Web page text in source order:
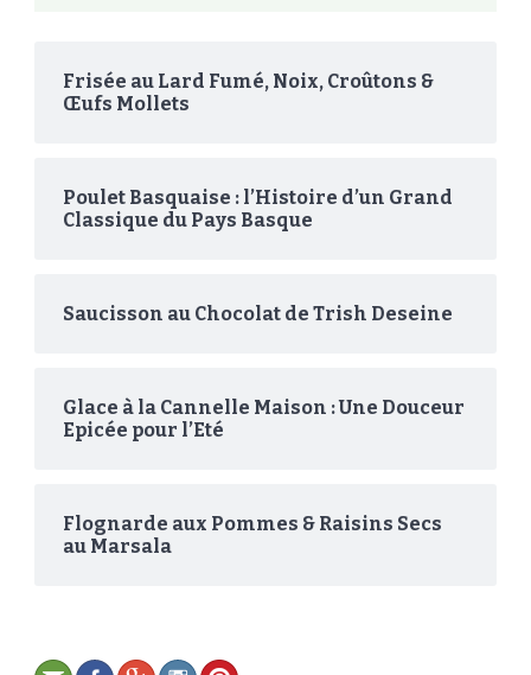
Frisée au Lard Fumé, Noix, Croûtons &
Œufs Mollets
Poulet Basquaise : l’Histoire d’un Grand
Classique du Pays Basque
Saucisson au Chocolat de Trish Deseine
Glace à la Cannelle Maison : Une Douceur
Epicée pour l’Eté
Flognarde aux Pommes & Raisins Secs
au Marsala